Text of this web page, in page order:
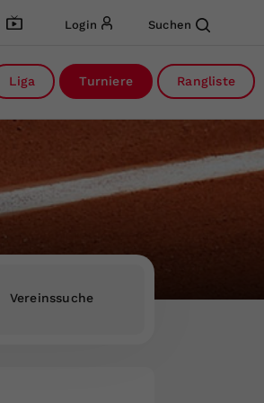
Login Suchen
Liga Turniere Rangliste
Vereinssuche